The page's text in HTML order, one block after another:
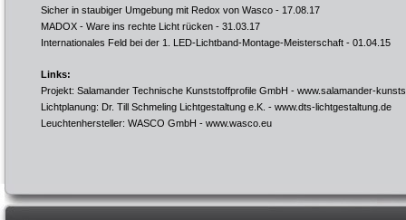
Sicher in staubiger Umgebung mit Redox von Wasco - 17.08.17
MADOX - Ware ins rechte Licht rücken - 31.03.17
Internationales Feld bei der 1. LED-Lichtband-Montage-Meisterschaft - 01.04.15
Links:
Projekt: Salamander Technische Kunststoffprofile GmbH - www.salamander-
Lichtplanung: Dr. Till Schmeling Lichtgestaltung e.K. - www.dts-lichtgestaltung.de
Leuchtenhersteller: WASCO GmbH - www.wasco.eu